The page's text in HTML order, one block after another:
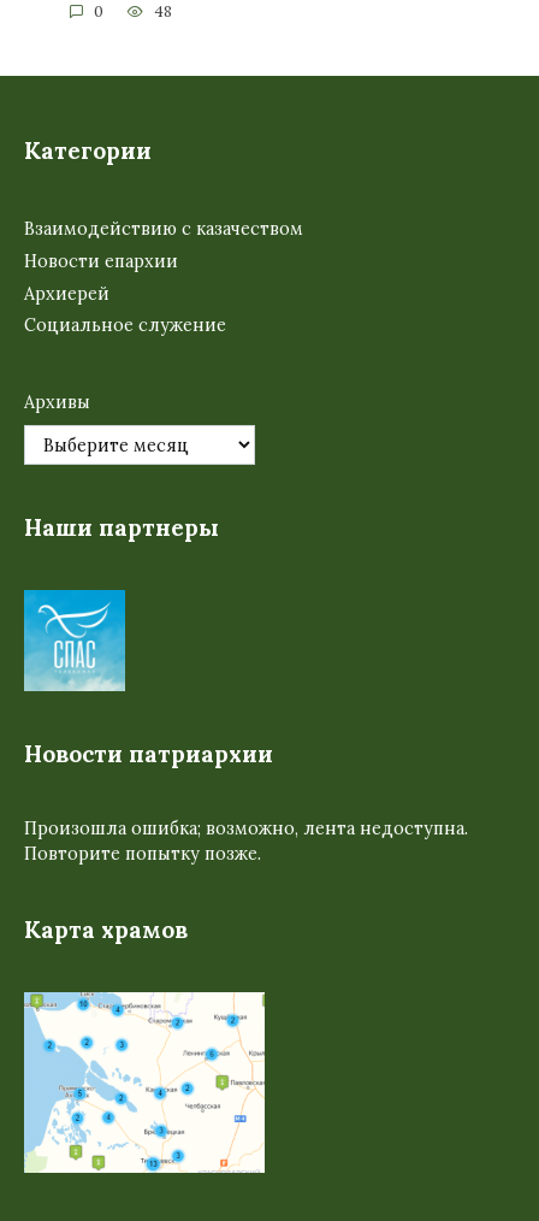
0 48
Категории
Взаимодействию с казачеством
Новости епархии
Архиерей
Социальное служение
Архивы
Наши партнеры
Новости патриархии
Произошла ошибка; возможно, лента недоступна.
Повторите попытку позже.
Карта храмов